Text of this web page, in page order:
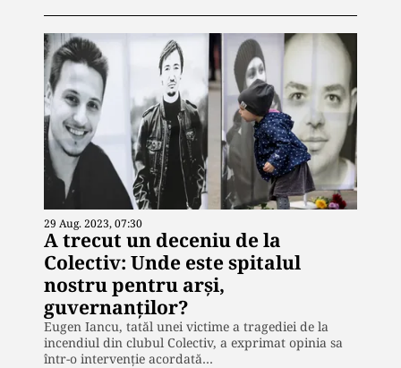
29 Aug. 2023, 07:30
A trecut un deceniu de la
Colectiv: Unde este spitalul
nostru pentru arși,
guvernanților?
Eugen Iancu, tatăl unei victime a tragediei de la
incendiul din clubul Colectiv, a exprimat opinia sa
într-o intervenție acordată…